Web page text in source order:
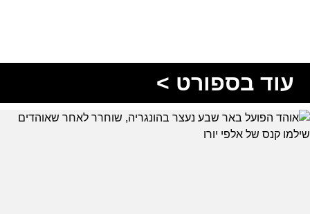
עוד בספורט >